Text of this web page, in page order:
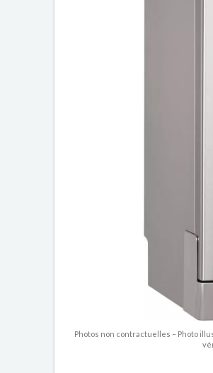
Photos non contractuelles – Photo